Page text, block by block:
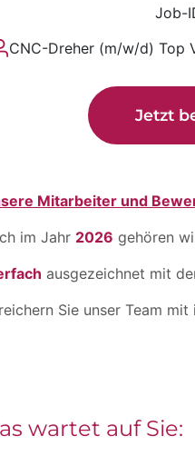
Job-
CNC-Dreher (m/w/d) Top
Jetzt
Mitarbeiter und
im Jahr 2026 gehören
ausgezeichnet mit
Sie unser Team mit
wartet auf Sie: